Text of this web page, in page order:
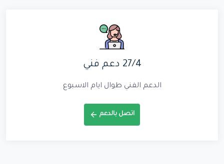
27/4 دعم فني
الدعم الفني طوال ايام الاسبوع
اتصل بالدعم